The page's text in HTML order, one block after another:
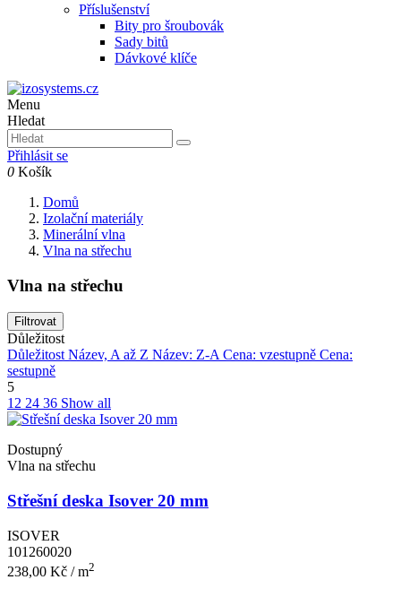
Příslušenství
Bity pro šroubovák
Sady bitů
Dávkové klíče
Menu
Hledat
Přihlásit se
0 Košík
Domů
Izolační materiály
Minerální vlna
Vlna na střechu
Vlna na střechu
Filtrovat
Důležitost
DůležitostNázev, A až Z Název: Z-ACena: vzestupně Cena:
sestupně
5
12 24 36 Show all
Dostupný
Vlna na střechu
Střešní deska Isover 20 mm
ISOVER
101260020
238,00 Kč / m2